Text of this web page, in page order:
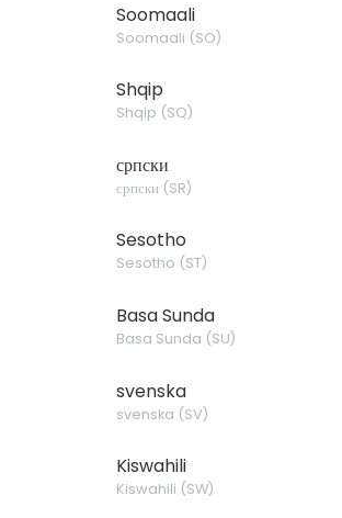
Soomaali
Soomaali (SO)
Shqip
Shqip (SQ)
српски
српски (SR)
Sesotho
Sesotho (ST)
Basa Sunda
Basa Sunda (SU)
svenska
svenska (SV)
Kiswahili
Kiswahili (SW)